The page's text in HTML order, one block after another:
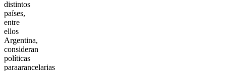
distintos
países,
entre
ellos
Argentina,
consideran
políticas
paraarancelarias